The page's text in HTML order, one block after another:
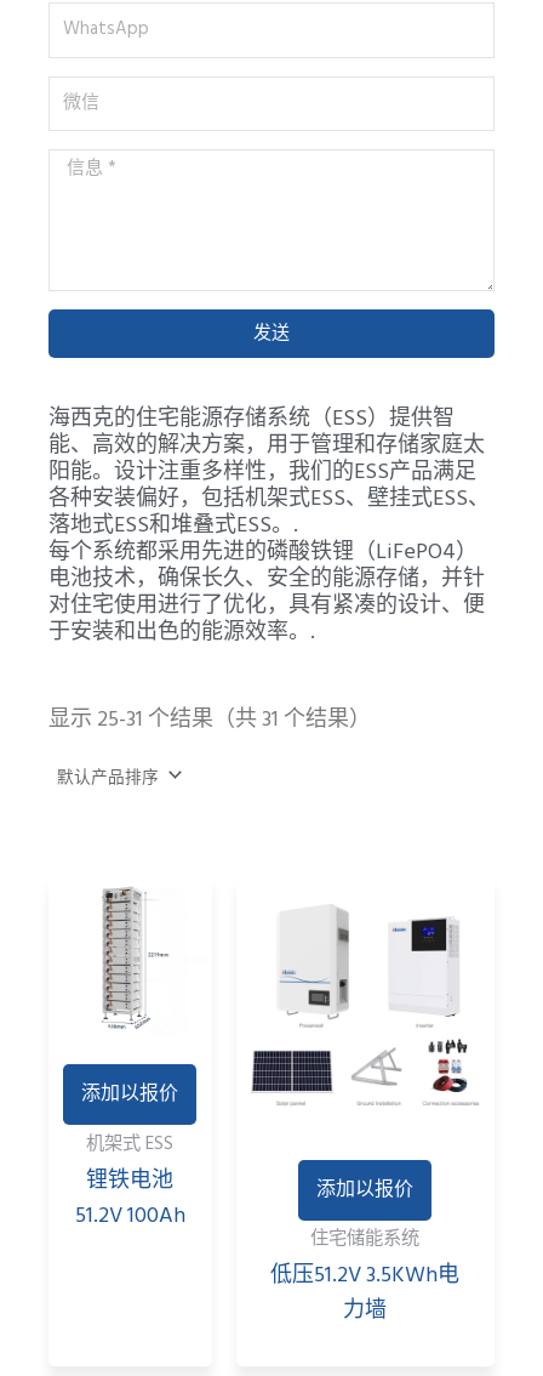
WhatsApp
微
信
信
发送
海西克的住宅能源存储系统（ESS）提供智
能、高效的解决方案，用于管理和存储家庭太
阳能。设计注重多样性，我们的ESS产品满足
各种安装偏好，包括机架式ESS、壁挂式ESS、
落地式ESS和堆叠式ESS。.
每个系统都采用先进的磷酸铁锂（LiFePO4）
电池技术，确保长久、安全的能源存储，并针
对住宅使用进行了优化，具有紧凑的设计、便
于安装和出色的能源效率。.
显示 25-31 个结果（共 31 个结果）
添加以报价
机架式 ESS
锂铁电池
51.2V 100Ah
添加以报价
住宅储能系统
低压51.2V 3.5KWh电
力墙